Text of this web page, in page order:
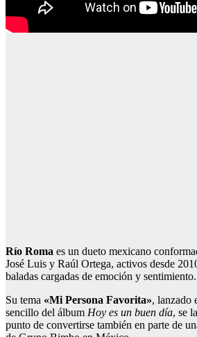
Río Roma es un dueto mexicano
José Luis y Raúl Ortega, activos desde
baladas cargadas de emoción y sentimiento.
Su tema «Mi Persona Favorita», lanzado
sencillo del álbum Hoy es un buen día, se
punto de convertirse también en parte de